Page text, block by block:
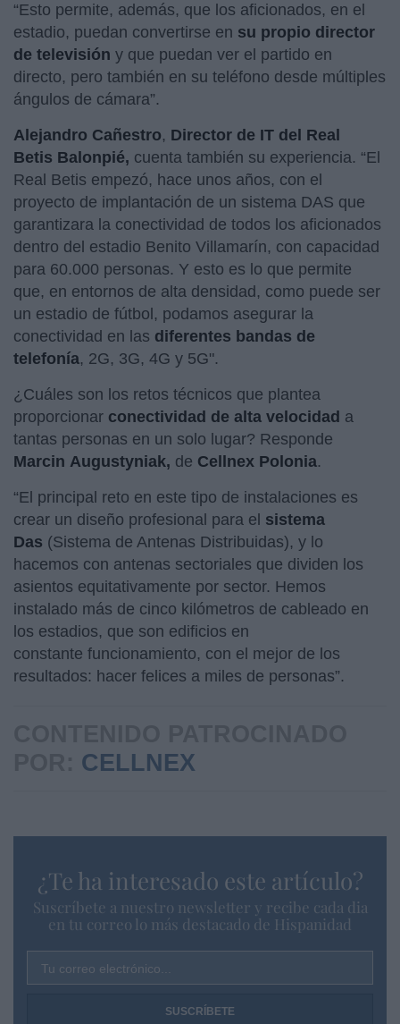
“Esto permite, además, que los aficionados, en el
estadio, puedan convertirse en su propio director
de televisión y que puedan ver el partido en
directo, pero también en su teléfono desde múltiples
ángulos de cámara”.
Alejandro Cañestro, Director de IT del Real
Betis Balonpié, cuenta también su experiencia. “El
Real Betis empezó, hace unos años, con el
proyecto de implantación de un sistema DAS que
garantizara la conectividad de todos los aficionados
dentro del estadio Benito Villamarín, con capacidad
para 60.000 personas. Y esto es lo que permite
que, en entornos de alta densidad, como puede ser
un estadio de fútbol, podamos asegurar la
conectividad en las diferentes bandas de
telefonía, 2G, 3G, 4G y 5G".
¿Cuáles son los retos técnicos que plantea
proporcionar conectividad de alta velocidad a
tantas personas en un solo lugar? Responde
Marcin Augustyniak, de Cellnex Polonia.
“El principal reto en este tipo de instalaciones es
crear un diseño profesional para el sistema
Das (Sistema de Antenas Distribuidas), y lo
hacemos con antenas sectoriales que dividen los
asientos equitativamente por sector. Hemos
instalado más de cinco kilómetros de cableado en
los estadios, que son edificios en
constante funcionamiento, con el mejor de los
resultados: hacer felices a miles de personas”.
CELLNEX
¿Te ha interesado este artículo?
Suscríbete a nuestro newsletter y recibe cada dia
en tu correo lo más destacado de Hispanidad
Tu correo electrónico...